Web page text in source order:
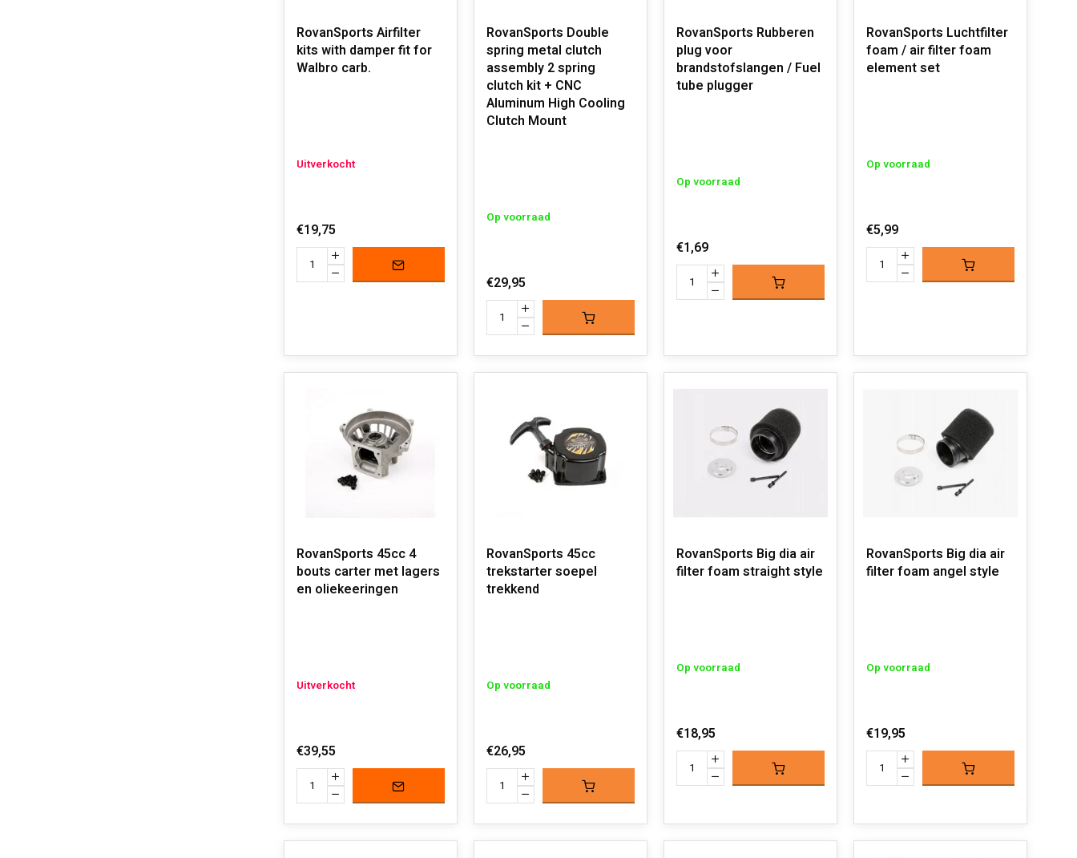
RovanSports Airfilter
kits with damper fit for
Walbro carb.
Uitverkocht
€19,75
RovanSports Double
spring metal clutch
assembly 2 spring
clutch kit + CNC
Aluminum High Cooling
Clutch Mount
Op voorraad
€29,95
RovanSports Rubberen
plug voor
brandstofslangen / Fuel
tube plugger
Op voorraad
€1,69
RovanSports Luchtfilter
foam / air filter foam
element set
Op voorraad
€5,99
RovanSports 45cc 4
bouts carter met lagers
en oliekeeringen
Uitverkocht
€39,55
RovanSports 45cc
trekstarter soepel
trekkend
Op voorraad
€26,95
RovanSports Big dia air
filter foam straight style
Op voorraad
€18,95
RovanSports Big dia air
filter foam angel style
Op voorraad
€19,95